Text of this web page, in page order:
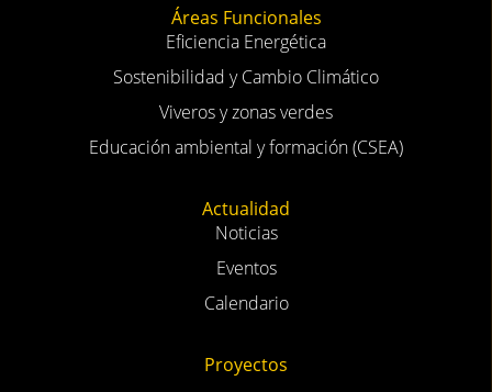
Áreas Funcionales
Eficiencia Energética
Sostenibilidad y Cambio Climático
Viveros y zonas verdes
Educación ambiental y formación (CSEA)
Actualidad
Noticias
Eventos
Calendario
Proyectos